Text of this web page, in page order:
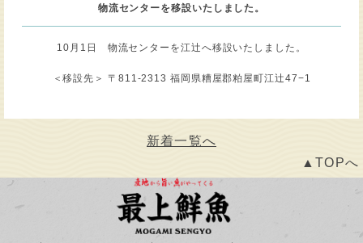
物流センターを移設いたしました。
10月1日 物流センターを江辻へ移設いたしました。
＜移設先＞ 〒811-2313 福岡県糟屋郡粕屋町江辻47−1
新着一覧へ
▲TOPへ